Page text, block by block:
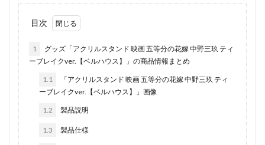
目次
1
グッズ「アクリルスタンド 映画 五等分の花嫁 中野三玖 ティ
ーブレイクver.【ベルハウス】」の商品情報まとめ
1.1
「アクリルスタンド 映画 五等分の花嫁 中野三玖 ティ
ーブレイクver.【ベルハウス】」画像
1.2 製品説明
1.3 製品仕様